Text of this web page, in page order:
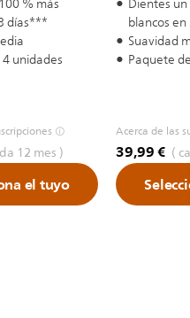
días***
unidades
12 mes )
el tuyo
blancos
Suavidad
Paquete
Acerca de las
39,99 € (